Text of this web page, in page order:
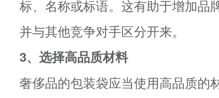
标、名称或标语。这有助于增加品
并与其他竞争对手区分开来。
3、选择高品质材料
奢侈品的包装袋应当使用高品质的